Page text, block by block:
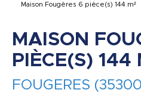
Maison Fougères 6 pièce(s) 144 m²
MAISON
PIÈCE(S) 144
FOUGERES